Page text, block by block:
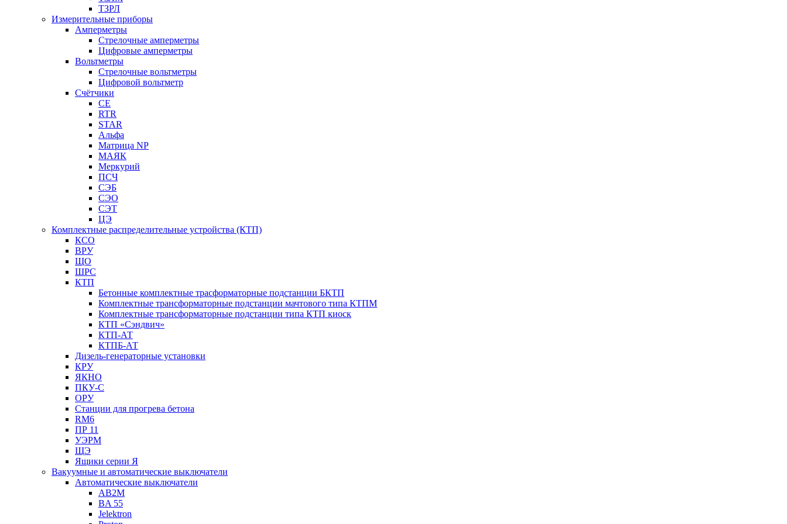
ТЗРЛ
Измерительные приборы
Амперметры
Стрелочные амперметры
Цифровые амперметры
Вольтметры
Стрелочные вольтметры
Цифровой вольтметр
Счётчики
CE
RTR
STAR
Альфа
Матрица NP
МАЯК
Меркурий
ПСЧ
СЭБ
СЭО
СЭТ
ЦЭ
Комплектные распределительные устройства (КТП)
КСО
ВРУ
ЩО
ШРС
КТП
Бетонные комплектные трасформаторные подстанции БКТП
Комплектные трансформаторные подстанции мачтового типа КТПМ
Комплектные трансформаторные подстанции типа КТП киоск
КТП «Сэндвич»
КТП-АТ
КТПБ-АТ
Дизель-генераторные установки
КРУ
ЯКНО
ПКУ-С
ОРУ
Станции для прогрева бетона
RM6
ПР 11
УЭРМ
ЩЭ
Ящики серии Я
Вакуумные и автоматические выключатели
Автоматические выключатели
AB2M
BA 55
Jelektron